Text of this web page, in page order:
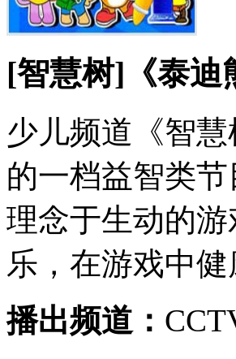
[智慧树]《泰迪
少儿频道《智
的一档益智类
理念于生动的
乐，在游戏中健
播出频道：